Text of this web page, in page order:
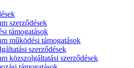
szerződések
támogatások
működési támogatások
szerződések
közszolgáltatási szerződések